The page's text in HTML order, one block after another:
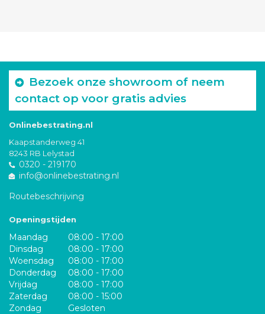
Bezoek onze showroom of neem
contact op voor gratis advies
Onlinebestrating.nl
Kaapstanderweg 41
8243 RB Lelystad
0320 - 219170
info@onlinebestrating.nl
Routebeschrijving
Openingstijden
Maandag
08:00 - 17:00
Dinsdag
08:00 - 17:00
Woensdag
08:00 - 17:00
Donderdag
08:00 - 17:00
Vrijdag
08:00 - 17:00
Zaterdag
08:00 - 15:00
Zondag
Gesloten